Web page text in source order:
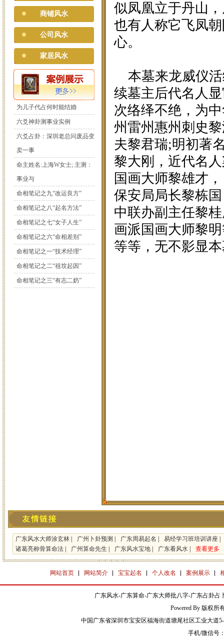
商铺风水
公司风水
家居风水
为儿子代占何时能结婚
六爻神卦测事业实例
六爻占卦：深圳老总问废品变
卖一事
命主姓名:上海W女士; 主测：
事业与
命相笔记之九“改运良方”
命相笔记之八“起名方法”
命相笔记之七“女子人生”
命相笔记之六“命相差别”
命相笔记之一“技术经理”
命相笔记之二“祖坟起因”
命相笔记之三“有志二奶”
似凤凰立于丹山
也有人称它飞凤
心。
本墓来龙威仪活
续墓主后代名人
次络绎不绝，为
州雷州惠州刺史
夫黎君瑞;明初著
黎大刚，近代名
国画大师黎雄才
保安局局长黎栋
中联办副主任黎
画派国画大师黎
等等，无不影显
广东风水大师涂玄林 广州卜卦预测 广东周易起名 易经学习班培训讲座
诸葛亮称骨算命法
广州算命先生 广东风水宝地 广东看风水 查看更多
网站首页 网站简介 宝宝起名 个人改名 案例展示
广东风水-广东算命-广东大师批八字-广东占卦
Powered By 版权所
中国广东省深圳市宝安区福海街道塘尾社区工业大道
手机/微信号